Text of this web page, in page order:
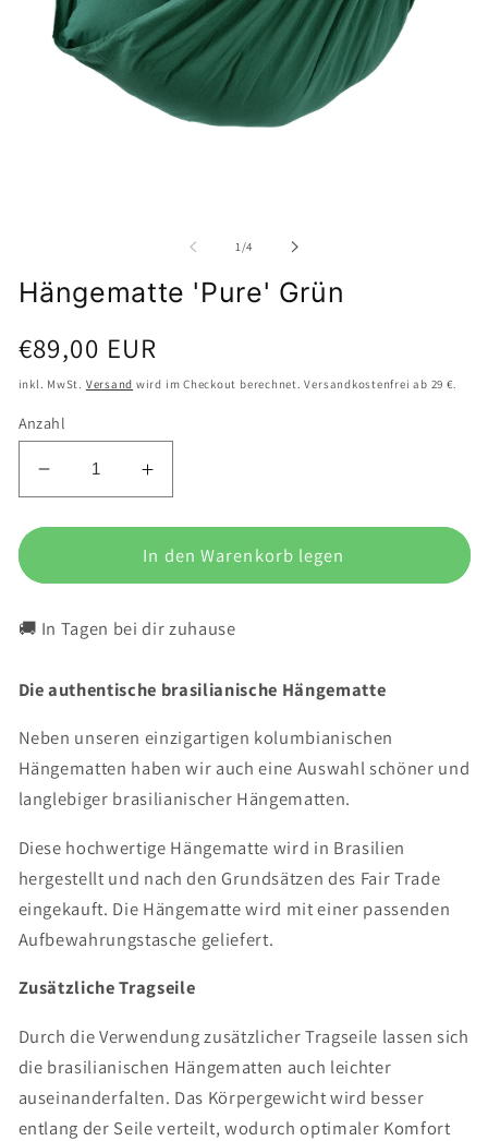
1/von
4
Hängematte 'Pure' Grün
Normaler
Preis
€89,00 EUR
inkl. MwSt. Versand wird im Checkout berechnet. Versandkostenfrei ab 29 €.
Anzahl
Verringere
die
Menge
Hängematte
Grün
Erhöhe
die
Menge
für
Hängematte
Grün
In den Warenkorb legen
🚚 In Tagen bei dir zuhause
Die authentische brasilianische Hängematte
Neben unseren einzigartigen kolumbianischen
Hängematten haben wir auch eine Auswahl schöner und
langlebiger brasilianischer Hängematten.
Diese hochwertige Hängematte wird in Brasilien
hergestellt und nach den Grundsätzen des Fair Trade
eingekauft. Die Hängematte wird mit einer passenden
Aufbewahrungstasche geliefert.
Zusätzliche Tragseile
Durch die Verwendung zusätzlicher Tragseile lassen sich
die brasilianischen Hängematten auch leichter
auseinanderfalten. Das Körpergewicht wird besser
entlang der Seile verteilt, wodurch optimaler Komfort